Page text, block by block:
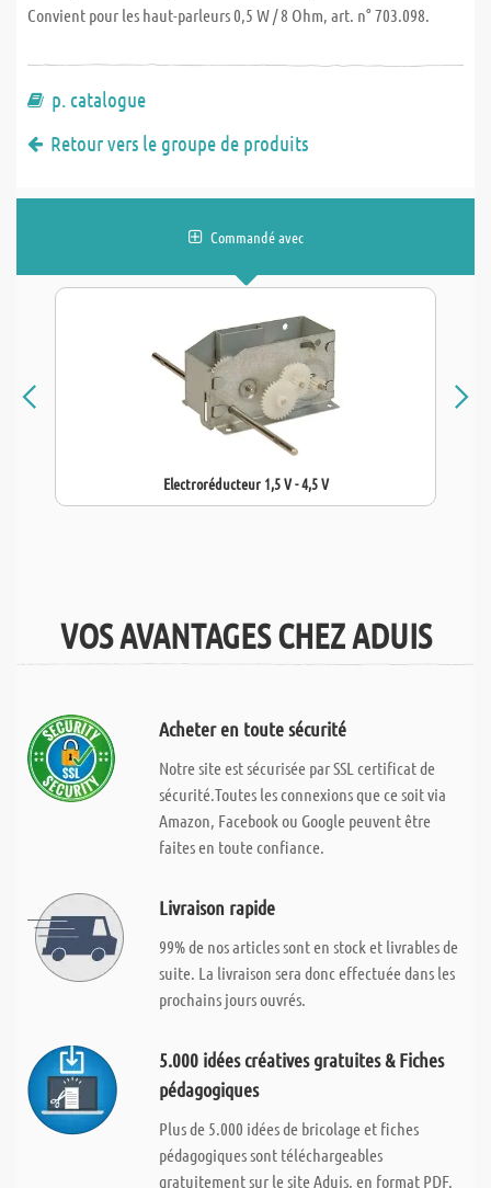
Convient pour les haut-parleurs 0,5 W / 8 Ohm, art. n° 703.098.
p. catalogue
Retour vers le groupe de produits
Commandé avec
Electroréducteur 1,5 V - 4,5 V
VOS AVANTAGES CHEZ ADUIS
Acheter en toute sécurité
Notre site est sécurisée par SSL certificat de
sécurité.Toutes les connexions que ce soit via
Amazon, Facebook ou Google peuvent être
faites en toute confiance.
Livraison rapide
99% de nos articles sont en stock et livrables de
suite. La livraison sera donc effectuée dans les
prochains jours ouvrés.
5.000 idées créatives gratuites & Fiches
pédagogiques
Plus de 5.000 idées de bricolage et fiches
pédagogiques sont téléchargeables
gratuitement sur le site Aduis, en format PDF.